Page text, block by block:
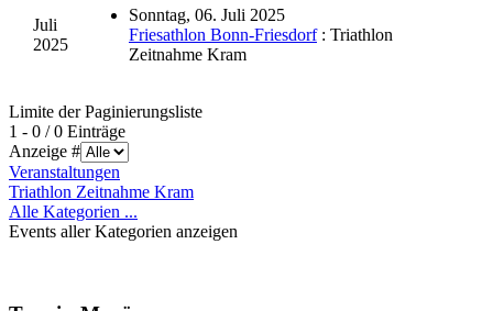
Juli
2025
Sonntag, 06. Juli 2025
Friesathlon Bonn-Friesdorf: Triathlon
Zeitnahme Kram
Limite der Paginierungsliste
1 - 0 / 0 Einträge
Anzeige #
Veranstaltungen
Triathlon Zeitnahme Kram
Alle Kategorien ...
Events aller Kategorien anzeigen